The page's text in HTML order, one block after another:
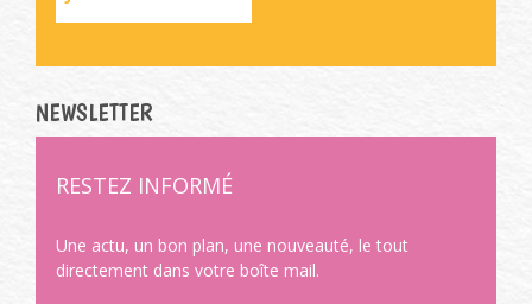
NEWSLETTER
RESTEZ INFORMÉ
Une actu, un bon plan, une nouveauté, le tout
directement dans votre boîte mail.